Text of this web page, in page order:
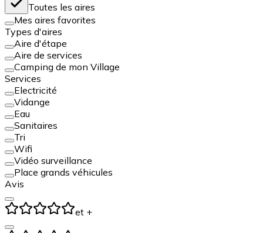
Toutes les aires
Mes aires favorites
Types d'aires
Aire d'étape
Aire de services
Camping de mon Village
Services
Electricité
Vidange
Eau
Sanitaires
Tri
Wifi
Vidéo surveillance
Place grands véhicules
Avis
et +